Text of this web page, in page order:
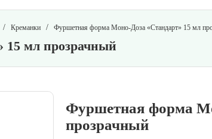
/ Креманки / Фуршетная форма Моно-Доза «Стандарт» 15 мл
мл прозрачный
Фуршетная форма
прозрачный